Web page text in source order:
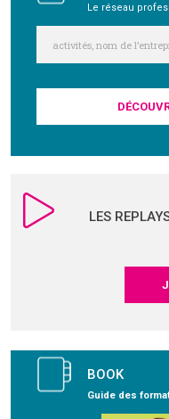
Le réseau
LES
BOOK
Guide des